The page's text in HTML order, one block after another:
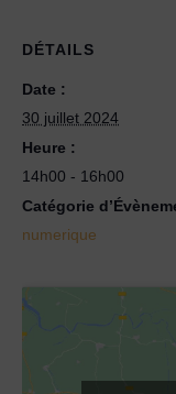
DÉTAILS
Date :
30 juillet 2024
Heure :
14h00 - 16h00
Catégorie
numerique